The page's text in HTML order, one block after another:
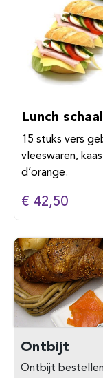
Lunch
15 stuks vers
vleeswaren,
d’orange.
€ 42,50
Ontbijt
Ontbijt